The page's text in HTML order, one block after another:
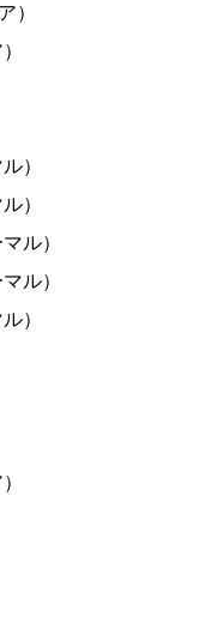
）
）
）
ル）
ル）
）